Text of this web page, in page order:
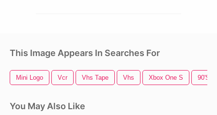
This Image Appears In Searches For
Mini Logo Vcr Vhs Tape Vhs Xbox One S 90's
You May Also Like